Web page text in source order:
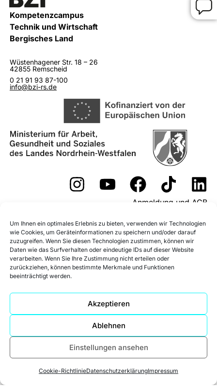
Um Ihnen ein optimales Erlebnis zu bieten, verwenden wir Technologien
wie Cookies, um Geräteinformationen zu speichern und/oder darauf
zuzugreifen. Wenn Sie diesen Technologien zustimmen, können wir
Daten wie das Surfverhalten oder eindeutige IDs auf dieser Website
verarbeiten. Wenn Sie Ihre Zustimmung nicht erteilen oder
zurückziehen, können bestimmte Merkmale und Funktionen
beeinträchtigt werden.
Akzeptieren
Ablehnen
Einstellungen ansehen
Cookie-RichtlinieDatenschutzerklärungImpressum
Kompetenzcampus
Technik und Wirtschaft
Bergisches Land
Wüstenhagener Str. 18 – 26
42855 Remscheid
0 21 91 93 87-100
info@bzi-rs.de
Anmeldung und AGB
Widerrufsformular
Fördermöglichkeiten
Impressum
Datenschutz
Datenschutz Social Media